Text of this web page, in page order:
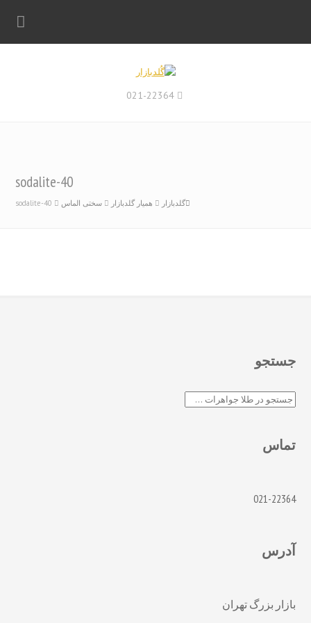
sodalite-40
گلدبازار همیار گلدبازار سختی الماس sodalite-40
جستجو
جستجو
تماس
021-22364
آدرس
بازار بزرگ تهران